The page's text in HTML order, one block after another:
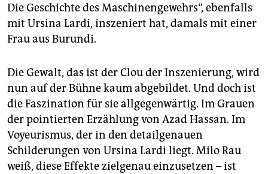
Die Geschichte des Maschinengewehrs“, ebenfalls
mit Ursina Lardi, inszeniert hat, damals mit einer
Frau aus Burundi.
Die Gewalt, das ist der Clou der Inszenierung, wird
nun auf der Bühne kaum abgebildet. Und doch ist
die Faszination für sie allgegenwärtig. Im Grauen
der pointierten Erzählung von Azad Hassan. Im
Voyeurismus, der in den detailgenauen
Schilderungen von Ursina Lardi liegt. Milo Rau
weiß, diese Effekte zielgenau einzusetzen – ist